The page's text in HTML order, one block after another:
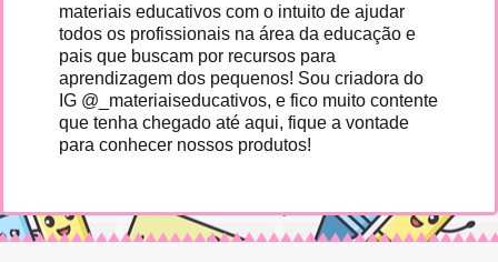
materiais educativos com o intuito de ajudar
todos os profissionais na área da educação e
pais que buscam por recursos para
aprendizagem dos pequenos! Sou criadora do
IG @_materiaiseducativos, e fico muito contente
que tenha chegado até aqui, fique a vontade
para conhecer nossos produtos!